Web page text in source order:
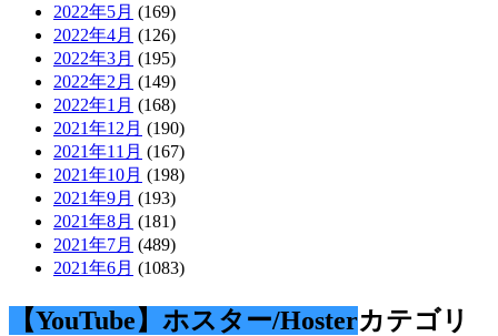
2022年5月 (169)
2022年4月 (126)
2022年3月 (195)
2022年2月 (149)
2022年1月 (168)
2021年12月 (190)
2021年11月 (167)
2021年10月 (198)
2021年9月 (193)
2021年8月 (181)
2021年7月 (489)
2021年6月 (1083)
【YouTube】ホスター/Hosterカテゴリ